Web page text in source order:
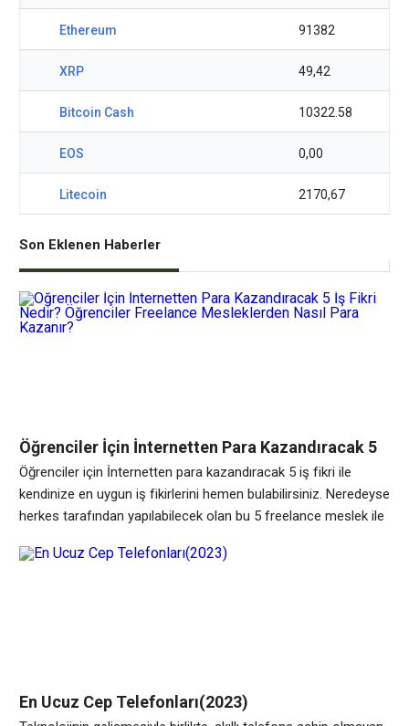
Ethereum 91382
XRP 49,42
Bitcoin Cash 10322.58
EOS 0,00
Litecoin 2170,67
Son Eklenen Haberler
Öğrenciler İçin İnternetten Para Kazandıracak 5
İş Fikri Nedir? Öğrenciler Freelance
Mesleklerden Nasıl Para Kazanır?
Öğrenciler için İnternetten para kazandıracak 5 iş fikri ile
kendinize en uygun iş fikirlerini hemen bulabilirsiniz. Neredeyse
herkes tarafından yapılabilecek olan bu 5 freelance meslek ile
her alanda oldukça gereklidir. Bir öğrenci için bu durum
En Ucuz Cep Telefonları(2023)